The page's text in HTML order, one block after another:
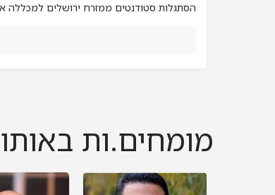
הסתגלות סטודנטים ממזרח ירושלים למכללה
מומחים.ות